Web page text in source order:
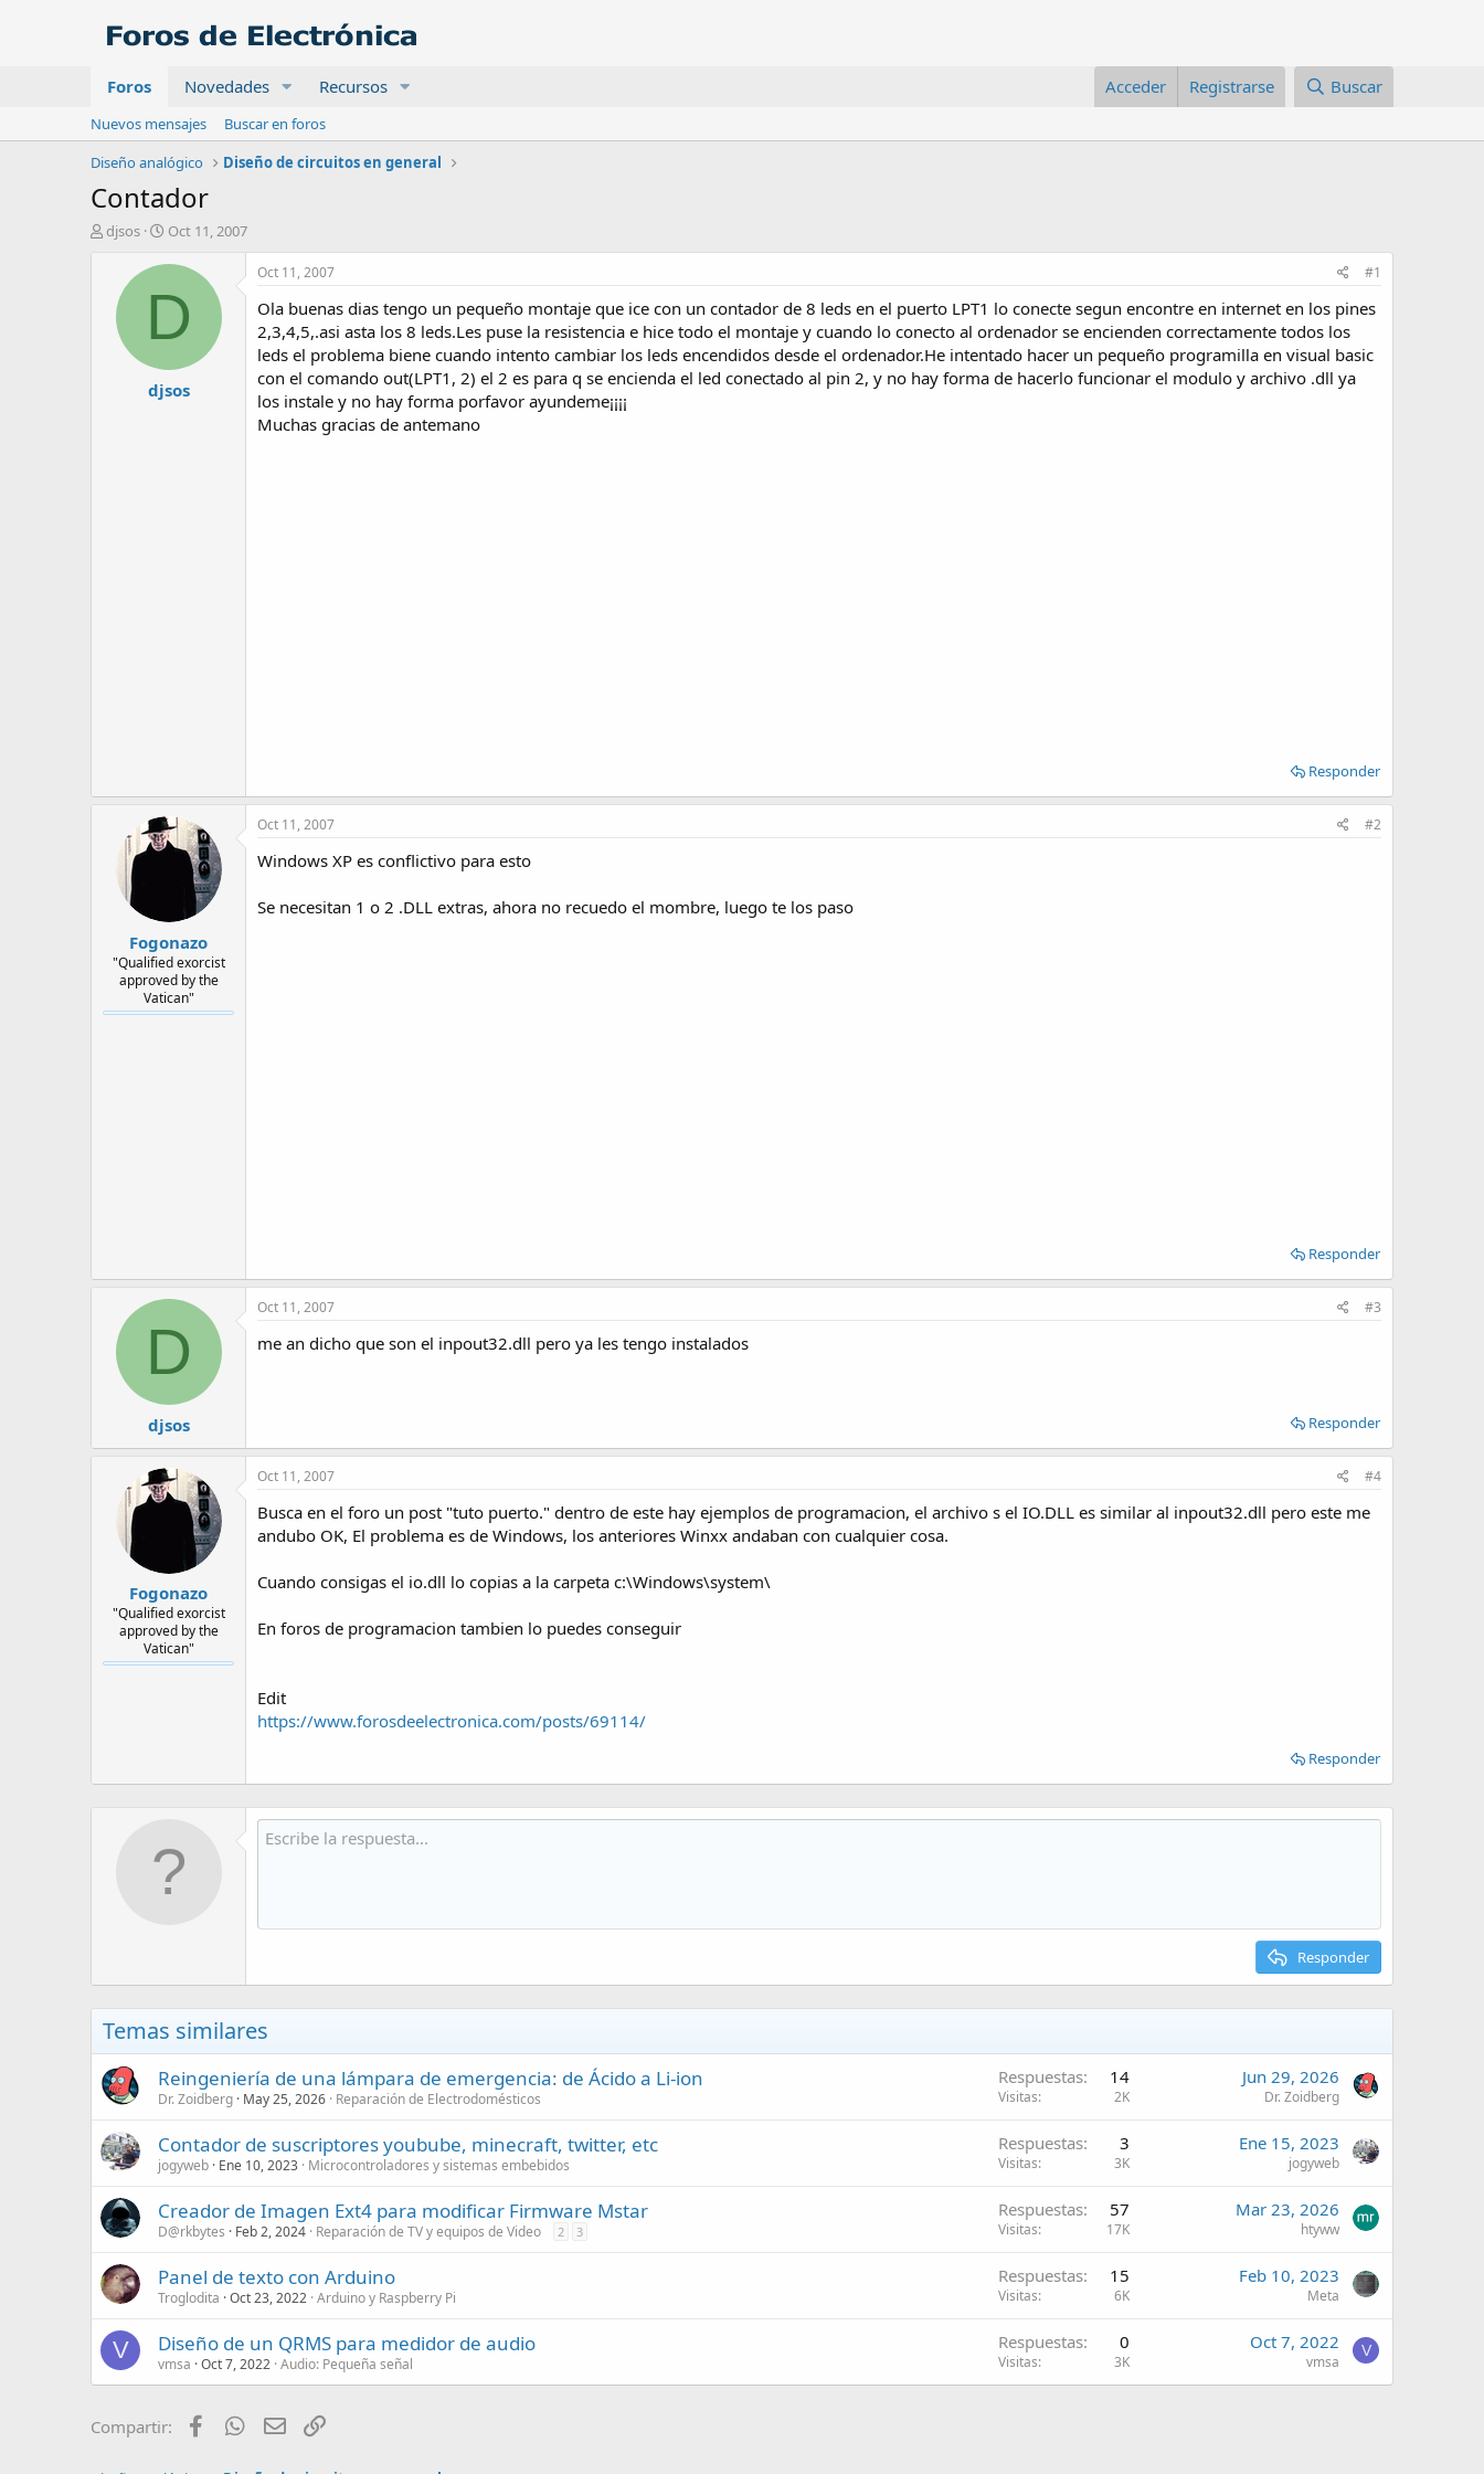
Foros Novedades Recursos Acceder Registrarse Buscar
Nuevos mensajes
Buscar en foros
Diseño analógico
Diseño de circuitos en general
Contador
A
djsos
F
c
d
i
n
Oct 11, 2007
D
djsos
Oct 11, 2007 #1
Ola buenas dias tengo un pequeño montaje que ice con un contador de 8 leds en el puerto LPT1 lo conecte segun encontre en internet en los pines
2,3,4,5,.asi asta los 8 leds.Les puse la resistencia e hice todo el montaje y cuando lo conecto al ordenador se encienden correctamente todos los
leds el problema biene cuando intento cambiar los leds encendidos desde el ordenador.He intentado hacer un pequeño programilla en visual basic
con el comando out(LPT1, 2) el 2 es para q se encienda el led conectado al pin 2, y no hay forma de hacerlo funcionar el modulo y archivo .dll ya
los instale y no hay forma porfavor ayundeme¡¡¡¡
Muchas gracias de antemano
Responder
Fogonazo
"Qualified exorcist
approved by the
Vatican"
Oct 11, 2007 #2
Windows XP es conflictivo para esto
Se necesitan 1 o 2 .DLL extras, ahora no recuedo el mombre, luego te los paso
Responder
D
djsos
Oct 11, 2007 #3
me an dicho que son el inpout32.dll pero ya les tengo instalados
Responder
Fogonazo
"Qualified exorcist
approved by the
Vatican"
Oct 11, 2007 #4
Busca en el foro un post "tuto puerto." dentro de este hay ejemplos de programacion, el archivo s el IO.DLL es similar al inpout32.dll pero este me
andubo OK, El problema es de Windows, los anteriores Winxx andaban con cualquier cosa.
Cuando consigas el io.dll lo copias a la carpeta c:\Windows\system\
En foros de programacion tambien lo puedes conseguir
Edit
https://www.forosdeelectronica.com/posts/69114/
Responder
Responder
Temas similares
Reingeniería de una lámpara de emergencia: de Ácido a Li-ion
Dr. Zoidberg May 25, 2026 Reparación de Electrodomésticos
Respuestas 14
Visitas 2K
Jun 29, 2026
Dr. Zoidberg
Contador de suscriptores youbube, minecraft, twitter, etc
jogyweb Ene 10, 2023 Microcontroladores y sistemas embebidos
Respuestas 3
Visitas 3K
Ene 15, 2023
jogyweb
Creador de Imagen Ext4 para modificar Firmware Mstar
D@rkbytes Feb 2, 2024 Reparación de TV y equipos de Video 2 3
Respuestas 57
Visitas 17K
Mar 23, 2026
htyww
Panel de texto con Arduino
Troglodita Oct 23, 2022 Arduino y Raspberry Pi
Respuestas 15
Visitas 6K
Feb 10, 2023
Meta
V Diseño de un QRMS para medidor de audio
vmsa Oct 7, 2022 Audio: Pequeña señal
Respuestas 0
Visitas 3K
Oct 7, 2022
vmsa
V
Compartir: FacebookWhatsApp
Email